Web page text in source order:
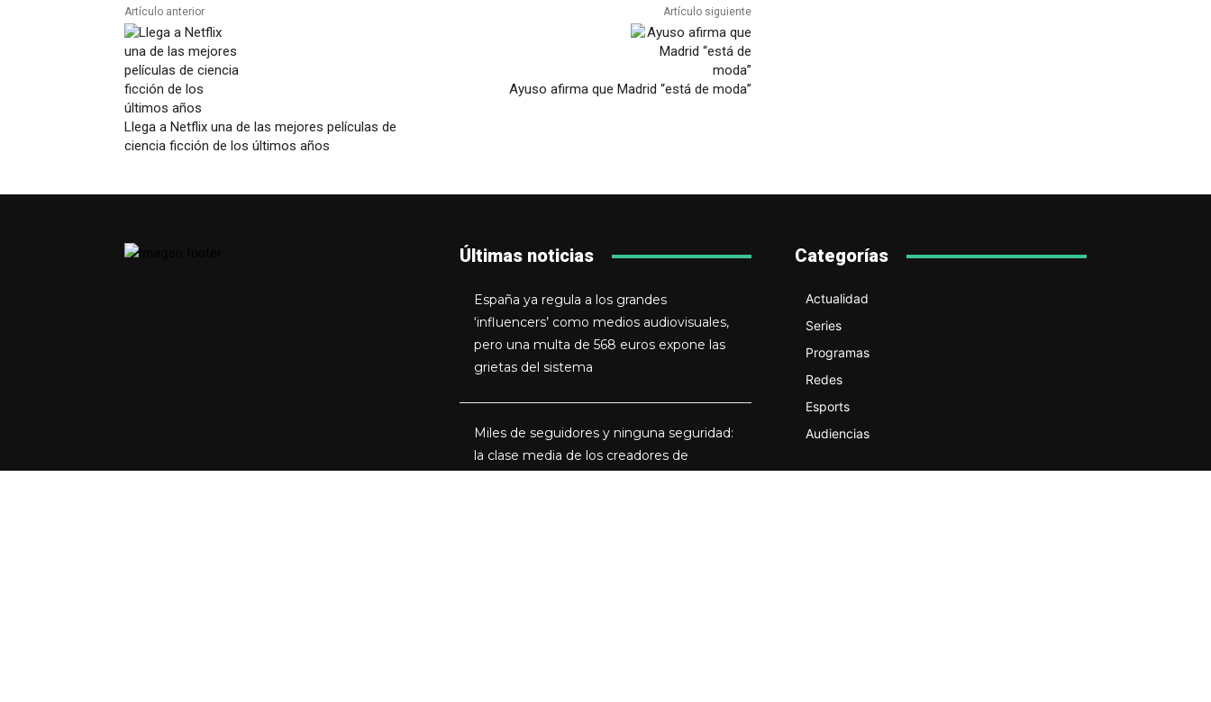
Artículo anterior
Llega a Netflix una de las mejores películas de
ciencia ficción de los últimos años
Artículo siguiente
Ayuso afirma que Madrid “está de moda”
Últimas noticias
España ya regula a los grandes
‘influencers’ como medios audiovisuales,
pero una multa de 568 euros expone las
grietas del sistema
Miles de seguidores y ninguna seguridad:
la clase media de los creadores de
Categorías
Actualidad
Series
Programas
Redes
Esports
Audiencias